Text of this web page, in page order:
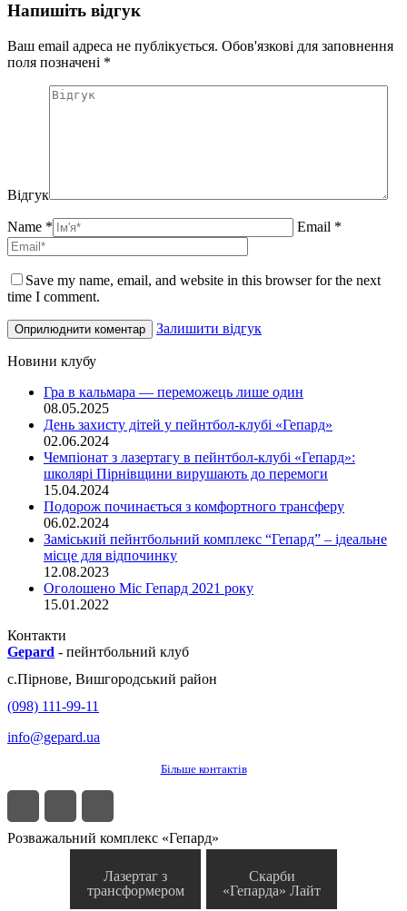
Напишіть відгук
Ваш email адреса не публікується. Обов'язкові для заповнення
поля позначені *
Відгук
Name * Email *
Save my name, email, and website in this browser for the next
time I comment.
Залишити відгук
Новини клубу
Гра в кальмара — переможець лише один
08.05.2025
День захисту дітей у пейнтбол-клубі «Гепард»
02.06.2024
Чемпіонат з лазертагу в пейнтбол-клубі «Гепард»:
школярі Пірнівщини вирушають до перемоги
15.04.2024
Подорож починається з комфортного трансферу
06.02.2024
Заміський пейнтбольний комплекс “Гепард” – ідеальне
місце для відпочинку
12.08.2023
Оголошено Міс Гепард 2021 року
15.01.2022
Контакти
Gepard - пейнтбольний клуб
с.Пірнове, Вишгородський район
(098) 111-99-11
info@gepard.ua
Більше контактів
Розважальний комплекс «Гепард»
Лазертаг з
трансформером
Скарби
«Гепарда» Лайт